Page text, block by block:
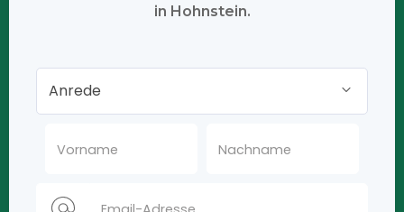
in Hohnstein.